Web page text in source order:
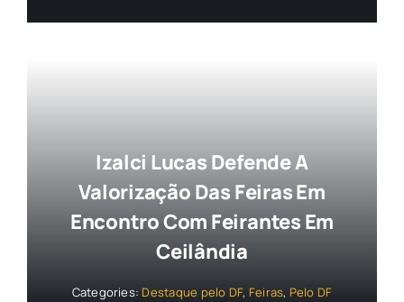
Izalci Lucas Defende A
Valorização Das Feiras Em
Encontro Com Feirantes Em
Ceilândia
Categories: Destaque pelo DF, Feiras, Pelo DF